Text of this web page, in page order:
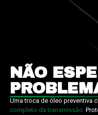
NÃO
Uma troca de óleo preventiva
completo da transmissão.